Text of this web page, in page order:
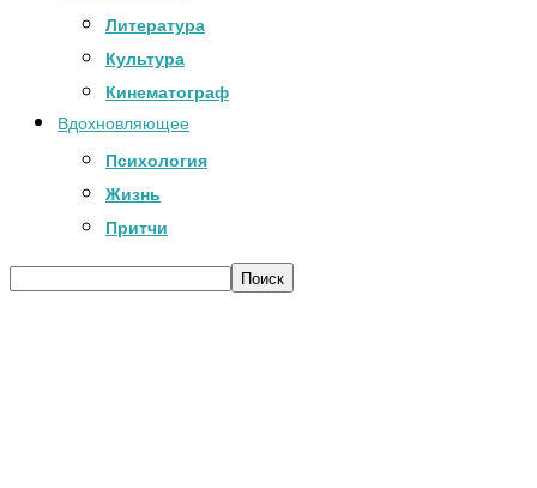
Литература
Культура
Кинематограф
Вдохновляющее
Психология
Жизнь
Притчи